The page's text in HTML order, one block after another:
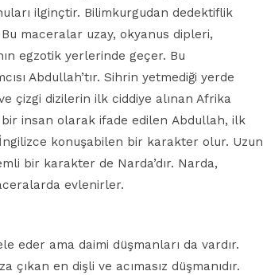
ilginçtir. Bilimkurgudan dedektiflik
maceralar uzay, okyanus dipleri,
egzotik yerlerinde geçer. Bu
Abdullah’tır. Sihrin yetmediği yerde
çizgi dizilerin ilk ciddiye alınan Afrika
insan olarak ifade edilen Abdullah, ilk
konuşabilen bir karakter olur. Uzun
bir karakter de Narda’dır. Narda,
evlenirler.
eder ama daimi düşmanları da vardır.
en dişli ve acımasız düşmanıdır.